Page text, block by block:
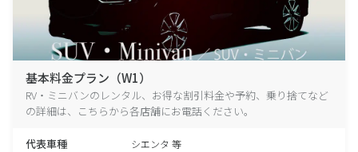
基本料金プラン（W1）
RV・ミニバンのレンタル、お得な割引料金や予約、乗り捨てなど
の詳細は、こちらから各店舗にお電話ください。
代表車種 シエンタ 等